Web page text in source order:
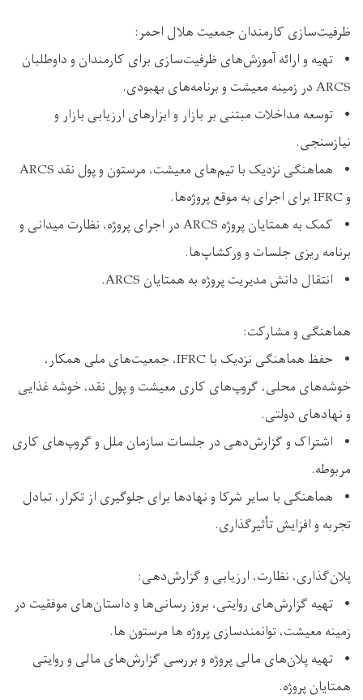
ظرفیت‌سازی کارمندان جمعیت هلال احمر:
• تهیه و ارائه آموزش‌های ظرفیت‌سازی برای کارمندان و داوطلبان
ARCS در زمینه معیشت و برنامه‌های بهبودی.
• توسعه مداخلات مبتنی بر بازار و ابزارهای ارزیابی بازار و
نیازسنجی.
• هماهنگی نزدیک با تیم‌های معیشت، مرستون و پول نقد ARCS
و IFRC برای اجرای به ‌موقع پروژه‌ها.
• کمک به همتایان پروژه ARCS در اجرای پروژه، نظارت میدانی و
برنامه ‌ریزی جلسات و ورکشاپ‌ها.
• انتقال دانش مدیریت پروژه به همتایان ARCS.
هماهنگی و مشارکت:
• حفظ هماهنگی نزدیک با IFRC، جمعیت‌های ملی همکار،
خوشه‌های محلی، گروپ‌های کاری معیشت و پول نقد، خوشه غذایی
و نهادهای دولتی.
• اشتراک و گزارش‌دهی در جلسات سازمان ملل و گروپ‌های کاری
مربوطه.
• هماهنگی با سایر شرکا و نهادها برای جلوگیری از تکرار، تبادل
تجربه و افزایش تأثیرگذاری.
پلان‌گذاری، نظارت، ارزیابی و گزارش‌دهی:
• تهیه گزارش‌های روایتی، بروز رسانی‌ها و داستان‌های موفقیت در
زمینه معیشت، توانمندسازی پروژه ها مرستون ها.
• تهیه پلان‌های مالی پروژه و بررسی گزارش‌های مالی و روایتی
همتایان پروژه.